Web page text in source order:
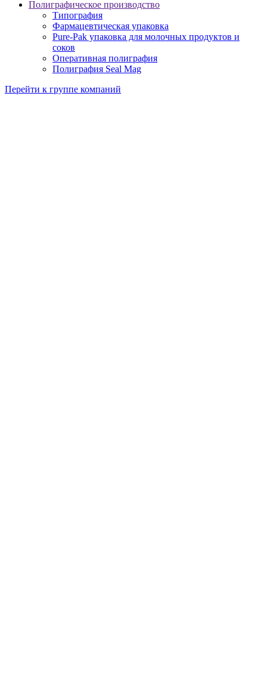
Полиграфическое производство
Типография
Фармацевтическая упаковка
Pure-Pak упаковка для молочных продуктов и
соков
Оперативная полиграфия
Полиграфия Seal Mag
Перейти к группе компаний